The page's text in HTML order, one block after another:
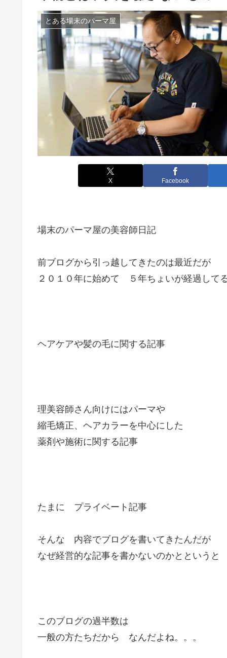
とある場末のパーマ屋
X Facebook
場末のパーマ屋の美容師日記
前ブログから引っ越してきたのは最近だが
２０１０年に始めて ５年ちょいが経過して
ヘアケアや髪の毛に関する記事
理美容師さん向けにはパーマや
縮毛矯正、ヘアカラーを中心にした
薬剤や施術に関する記事
たまに プライベート記事
そんな 内容でブログを書いてきたんだが
なぜ経営的な記事を書かないのかとというと
このブログの過半数は
一般の方たちだから なんだよね。。。